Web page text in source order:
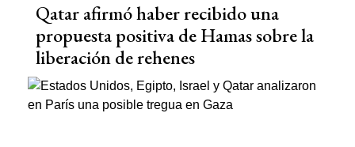
Qatar afirmó haber recibido una
propuesta positiva de Hamas sobre la
liberación de rehenes